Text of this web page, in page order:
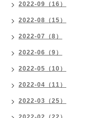
2022-09（16）
2022-08（15）
2022-07（8）
2022-06（9）
2022-05（10）
2022-04（11）
2022-03（25）